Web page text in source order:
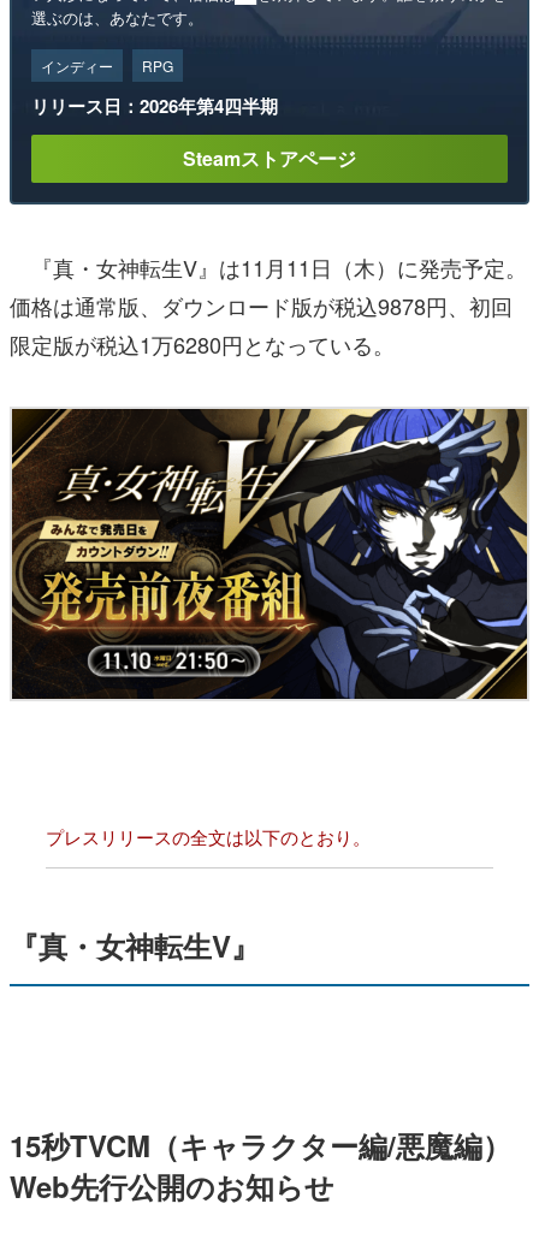
選ぶのは、あなたです。
インディー RPG
リリース日：2026年第4四半期
Steamストアページ
『真・女神転生V』は11月11日（木）に発売予定。
価格は通常版、ダウンロード版が税込9878円、初回
限定版が税込1万6280円となっている。
プレスリリースの全文は以下のとおり。
『真・女神転生V』
15秒TVCM（キャラクター編/悪魔編）
Web先行公開のお知らせ